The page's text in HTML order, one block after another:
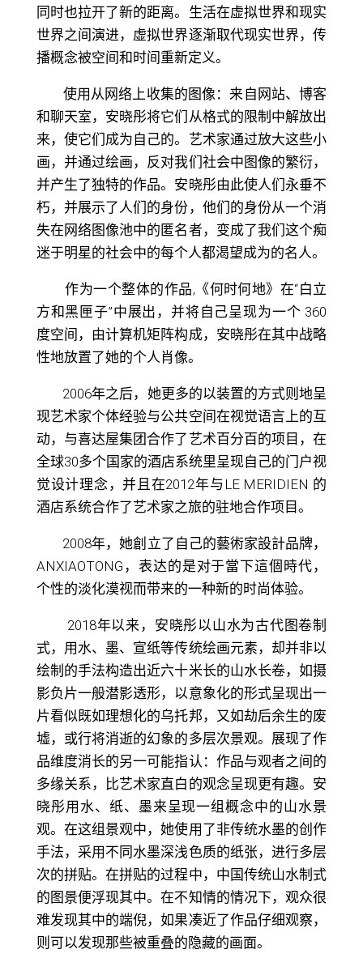
同时也拉开了新的距离。生活在虚拟世界和现实
世界之间演进，虚拟世界逐渐取代现实世界，传
播概念被空间和时间重新定义。
使用从网络上收集的图像：来自网站、博客
和聊天室，安晓彤将它们从格式的限制中解放出
来，使它们成为自己的。艺术家通过放大这些小
画，并通过绘画，反对我们社会中图像的繁衍，
并产生了独特的作品。安晓彤由此使人们永垂不
朽，并展示了人们的身份，他们的身份从一个消
失在网络图像池中的匿名者，变成了我们这个痴
迷于明星的社会中的每个人都渴望成为的名人。
作为一个整体的作品, 《何时何地》 在“白立
方和黑匣子”中展出，并将自己呈现为一个 360
度空间，由计算机矩阵构成，安晓彤在其中战略
性地放置了她的个人肖像。
2006年之后，她更多的以装置的方式则地呈
现艺术家个体经验与公共空间在视觉语言上的互
动，与喜达屋集团合作了艺术百分百的项目，在
全球30多个国家的酒店系统里呈现自己的门户视
觉设计理念，并且在2012年与 LE MERIDIEN 的
酒店系统合作了艺术家之旅的驻地合作项目。
2008年，她創立了自己的藝術家設計品牌，
ANXIAOTONG ，表达的是对于當下這個時代，
个性的淡化漠视而带来的一种新的时尚体验。
2018年以来，安晓彤以山水为古代图卷制
式，用水、墨、宣纸等传统绘画元素，却并非以
绘制的手法构造出近六十米长的山水长卷，如摄
影负片一般潜影透形，以意象化的形式呈现出一
片看似既如理想化的乌托邦，又如劫后余生的废
墟，或行将消逝的幻象的多层次景观。展现了作
品维度消长的另一可能指认：作品与观者之间的
多缘关系，比艺术家直白的观念呈现更有趣。安
晓彤用水、纸、墨来呈现一组概念中的山水景
观。在这组景观中，她使用了非传统水墨的创作
手法，采用不同水墨深浅色质的纸张，进行多层
次的拼贴。在拼贴的过程中，中国传统山水制式
的图景便浮现其中。在不知情的情况下，观众很
难发现其中的端倪，如果凑近了作品仔细观察，
则可以发现那些被重叠的隐藏的画面。